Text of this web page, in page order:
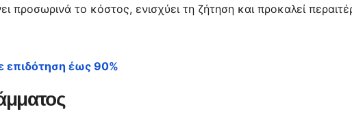
προσωρινά το κόστος, ενισχύει τη ζήτηση και προκαλεί
επιδότηση έως 90%